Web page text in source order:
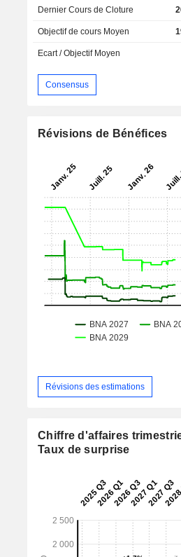
Dernier Cours de Cloture
Objectif de cours Moyen
Ecart / Objectif Moyen
Consensus
Révisions de Bénéfices
Révisions des estimations
Chiffre d'affaires
Taux de surprise